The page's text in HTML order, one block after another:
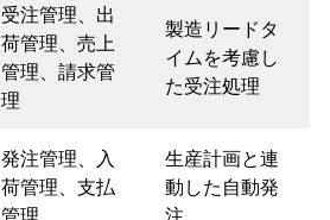
受注管理、出
荷管理、売上
管理、請求管
理
製造リードタ
イムを考慮し
た受注処理
発注管理、入
荷管理、支払
生産計画と連
動した自動発